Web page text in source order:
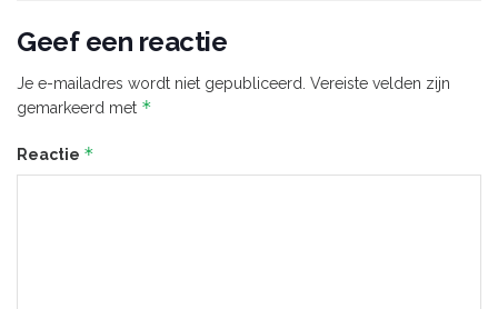
Geef een reactie
Je e-mailadres wordt niet gepubliceerd. Vereiste velden zijn
gemarkeerd met *
Reactie *